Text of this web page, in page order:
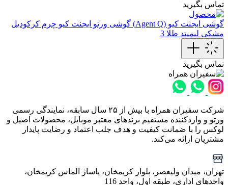
تماس بگیرید
گوشی ایجنت کیو (Agent Q)
گوشی ورتو ایجنت کیو چرم کرکودیل
مشکی لیمیتد طلا 3
تماس بگیرید
شرکت سفیران همراه با بیش از ۲۵ سال سابقه، نمایندگی رسمی
ورتو و واردکننده مستقیم برندهای معتبر موبایل، محصولات اصیل و
لوکس را با ضمانت کیفیت و هدف جلب اعتماد و رضایت پایدار
مشتریان ارائه می‌کند.
تهران، میدان ولیعصر، بلوار کریمخان، پاساژ الماس کریمخان،
واحدهای اداری، طبقه اول، واحد 116